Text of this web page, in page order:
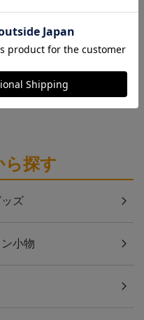
ズをチェックしたい方に！
ら探す
ズ
小物